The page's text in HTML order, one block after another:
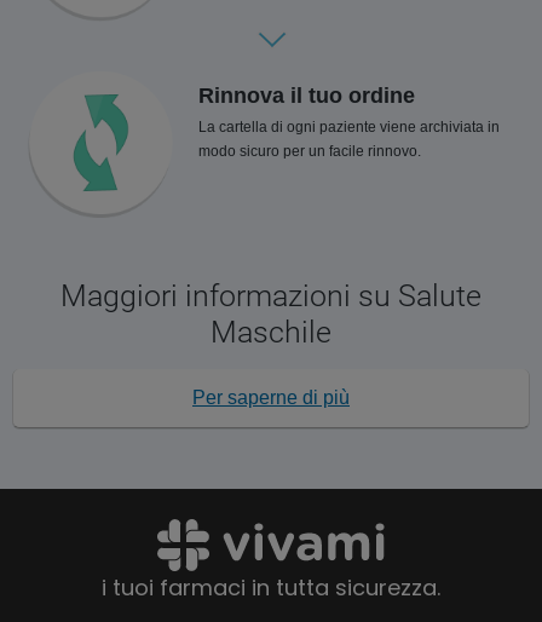
Rinnova il tuo ordine
La cartella di ogni paziente viene archiviata in
modo sicuro per un facile rinnovo.
Maggiori informazioni su Salute
Maschile
Per saperne di più
i tuoi farmaci in tutta sicurezza.